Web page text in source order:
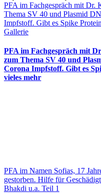
PFA im Fachgespräch mit Dr.
Thema SV 40 und Plasmid
Impfstoff. Gibt es Spike
Gallerie
PFA im Fachgespräch mit
zum Thema SV 40 und
Corona Impfstoff. Gibt es
vieles mehr
PFA im Namen Sofias, 17
gestorben. Hilfe für
Bhakdi u.a. Teil 1